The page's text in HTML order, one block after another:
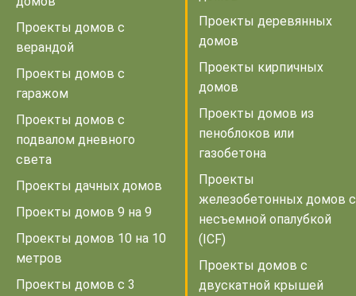
Проекты домов с
верандой
Проекты домов с
гаражом
Проекты домов с
подвалом дневного
света
Проекты дачных домов
Проекты домов 9 на 9
Проекты домов 10 на 10
метров
Проекты домов с 3
Проекты деревянных
домов
Проекты кирпичных
домов
Проекты домов из
пеноблоков или
газобетона
Проекты
железобетонных домов с
несъемной опалубкой
(ICF)
Проекты домов с
двускатной крышей